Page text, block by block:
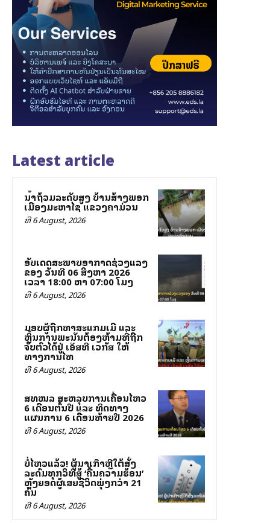
Latest article
ນ້ຳຖ້ວມລະດັບສູງ ບ້ານສ້າງພອກ
ເມືອງມະຫາໄຊ ແຂວງຄຳມ່ວນ
ທີ 6 August, 2026
ອັບເດດສະພາບອາກາດຊ່ວງແລງ
ຂອງ ວັນທີ 06 ສິງຫາ 2026
ເວລາ 18:00 ຫາ 07:00 ໂມງ
ທີ 6 August, 2026
ມອບຜູ້ຖືກຫາສະແກມເມີ ແລະ
ຫຼິ້ນການພະນັນຕ້ອງຫ້າມທີ່ຖືກ
ຈັບຕົວໄດ້ຢູ່ ເອັສທີ ເວກັສ ໃຫ້
ທາງການໄທ
ທີ 6 August, 2026
ສທໜລ ສະຫລຸບການເຄື່ອນໄຫວ
6 ເດືອນຕົ້ນປີ ແລະ ທິດທາງ
ແຜນການ 6 ເດືອນທ້າຍປີ 2026
ທີ 6 August, 2026
ບໍ່ໄຫວແລ້ວ! ຜູ້ນຳເກົາຫຼີໃຕ້ສັ່ງ
ລະດົມທຸກວິທີສູ້ ‘ຄື້ນຄວາມຮ້ອນ’
ຫຼັງຍອດຜູ້ເສຍຊີວິດພຸ່ງກວ່າ 21
ຄົນ
ທີ 6 August, 2026